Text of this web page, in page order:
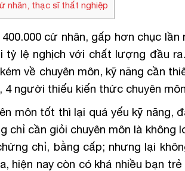
nhân, thạc sĩ thất nghiệp
cử nhân, gấp hơn chục
lệ nghịch với chất lượng đầu
về chuyên môn, kỹ năng cần
người thiếu kiến thức chuyên
môn tốt thì lại quá yếu kỹ năng,
chỉ cần giỏi chuyên môn là không
chỉ, bằng cấp; nhưng lại
hiện nay còn có khá nhiều bạn